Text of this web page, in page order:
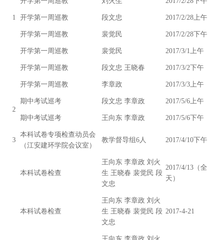
1 开学第一周巡教 段文忠 2017/2/28上午
开学第一周巡教 裴觉民 2017/2/28下午
开学第一周巡教 裴觉民 2017/3/1上午
开学第一周巡教 段文忠 王晓春 2017/3/2下午
开学第一周巡教 李章政 2017/3/3上午
2
期中考试巡考 段文忠 李章政 2017/5/6上午
期中考试巡考 王向东 李章政 2017/5/6下午
3
本科试卷专项检查动员会
（江安建环学院会议室）
教学督导组6人 2017/4/10下午
本科试卷检查
王向东 李章政 刘火
生 王晓春 裴觉民 段
文忠
2017/4/13（全
天）
本科试卷检查
王向东 李章政 刘火
生 王晓春 裴觉民 段
文忠
2017-4-21